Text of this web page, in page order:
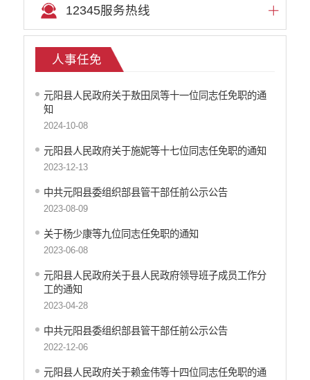
12345服务热线
人事任免
元阳县人民政府关于敖田凤等十一位同志任免职的通
知
2024-10-08
元阳县人民政府关于施妮等十七位同志任免职的通知
2023-12-13
中共元阳县委组织部县管干部任前公示公告
2023-08-09
关于杨少康等九位同志任免职的通知
2023-06-08
元阳县人民政府关于县人民政府领导班子成员工作分
工的通知
2023-04-28
中共元阳县委组织部县管干部任前公示公告
2022-12-06
元阳县人民政府关于赖金伟等十四位同志任免职的通